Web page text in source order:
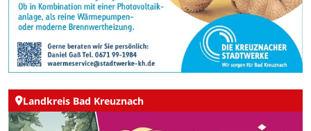
Landkreis Bad Kreuznach